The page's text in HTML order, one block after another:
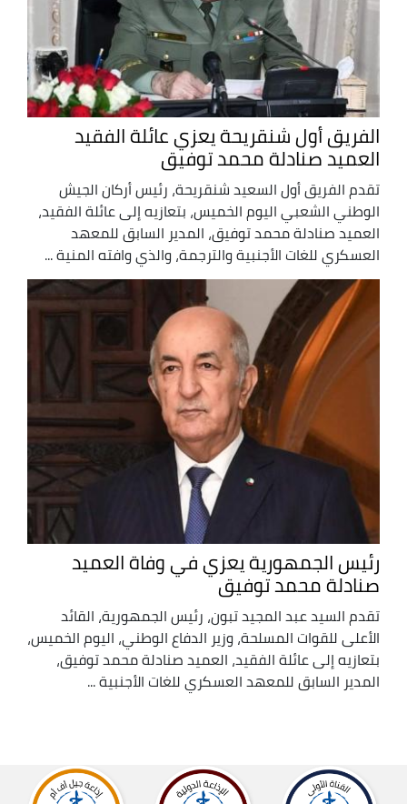
الفريق أول شنقريحة يعزي عائلة الفقيد
العميد صنادلة محمد توفيق
تقدم الفريق أول السعيد شنقريحة، رئيس أركان الجيش
الوطني الشعبي اليوم الخميس، بتعازيه إلى عائلة الفقيد،
العميد صنادلة محمد توفيق، المدير السابق للمعهد
العسكري للغات الأجنبية والترجمة، والذي وافته المنية ...
رئيس الجمهورية يعزي في وفاة العميد
صنادلة محمد توفيق
تقدم السيد عبد المجيد تبون، رئيس الجمهورية، القائد
الأعلى للقوات المسلحة، وزير الدفاع الوطني، اليوم الخميس،
بتعازيه إلى عائلة الفقيد، العميد صنادلة محمد توفيق،
المدير السابق للمعهد العسكري للغات الأجنبية ...